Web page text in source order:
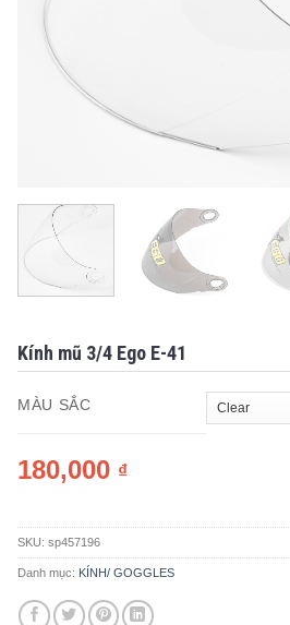
Kính mũ 3/4 Ego E-41
MÀU SẮC
180,000 ₫
SKU: sp457196
Danh mục: KÍNH/ GOGGLES